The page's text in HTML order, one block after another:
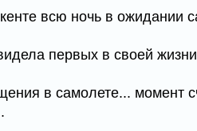
всю ночь в ожидании
первых в своей
в самолете... момент